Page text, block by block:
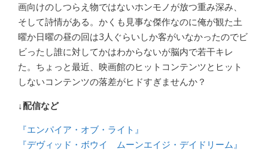
画向けのしつらえ物ではないホンモノが放つ重み深み、
そして詩情がある。かくも見事な傑作なのに俺が観た土
曜か日曜の昼の回は3人ぐらいしか客がいなかったのでビ
ビったし誰に対してかはわからないが脳内で若干キレ
た。ちょっと最近、映画館のヒットコンテンツとヒット
しないコンテンツの落差がヒドすぎませんか？
↓配信など
『エンパイア・オブ・ライト』
『デヴィッド・ボウイ ムーンエイジ・デイドリーム』